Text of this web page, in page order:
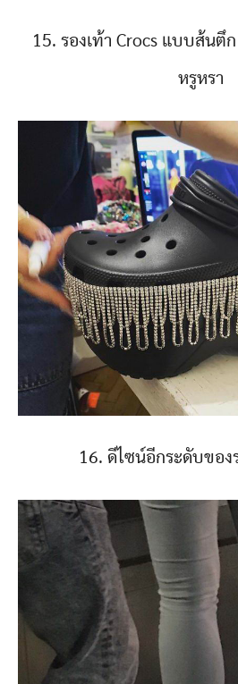
15. รองเท้า Crocs แบบส้นตึ
หรูหรา
16. ดีไซน์อีกระดับของ